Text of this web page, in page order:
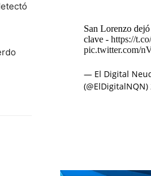
San Lorenzo
clave - https://
pic.twitter.com/
— El Digital
(@ElDigitalNQN)